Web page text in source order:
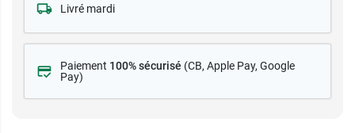
Livré mardi
Paiement 100% sécurisé (CB, Apple Pay, Google
Pay)